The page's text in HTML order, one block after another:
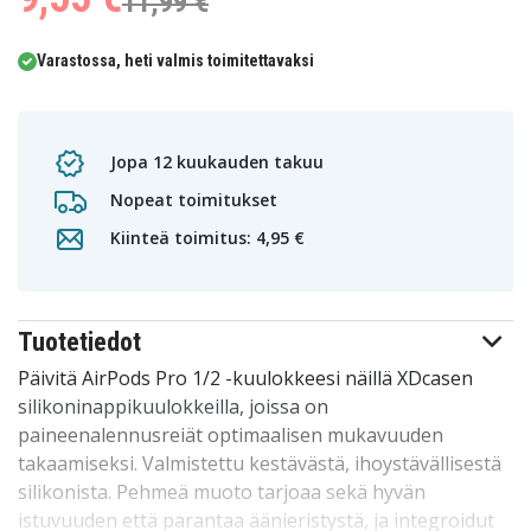
Varastossa, heti valmis toimitettavaksi
Jopa 12 kuukauden takuu
Nopeat toimitukset
Kiinteä toimitus: 4,95 €
Tuotetiedot
Päivitä AirPods Pro 1/2 -kuulokkeesi näillä XDcasen
silikoninappikuulokkeilla, joissa on
paineenalennusreiät optimaalisen mukavuuden
takaamiseksi. Valmistettu kestävästä, ihoystävällisestä
silikonista. Pehmeä muoto tarjoaa sekä hyvän
istuvuuden että parantaa äänieristystä, ja integroidut